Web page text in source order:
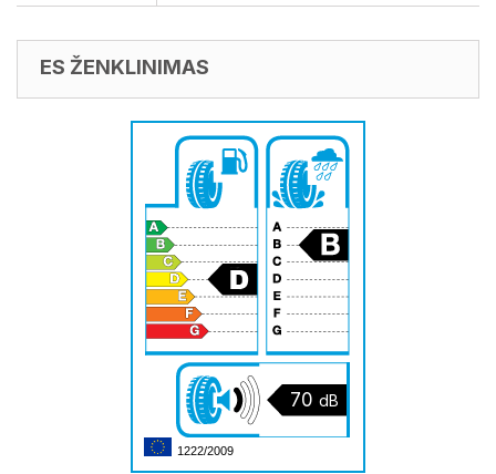
ES ŽENKLINIMAS
70 dB
1222/2009